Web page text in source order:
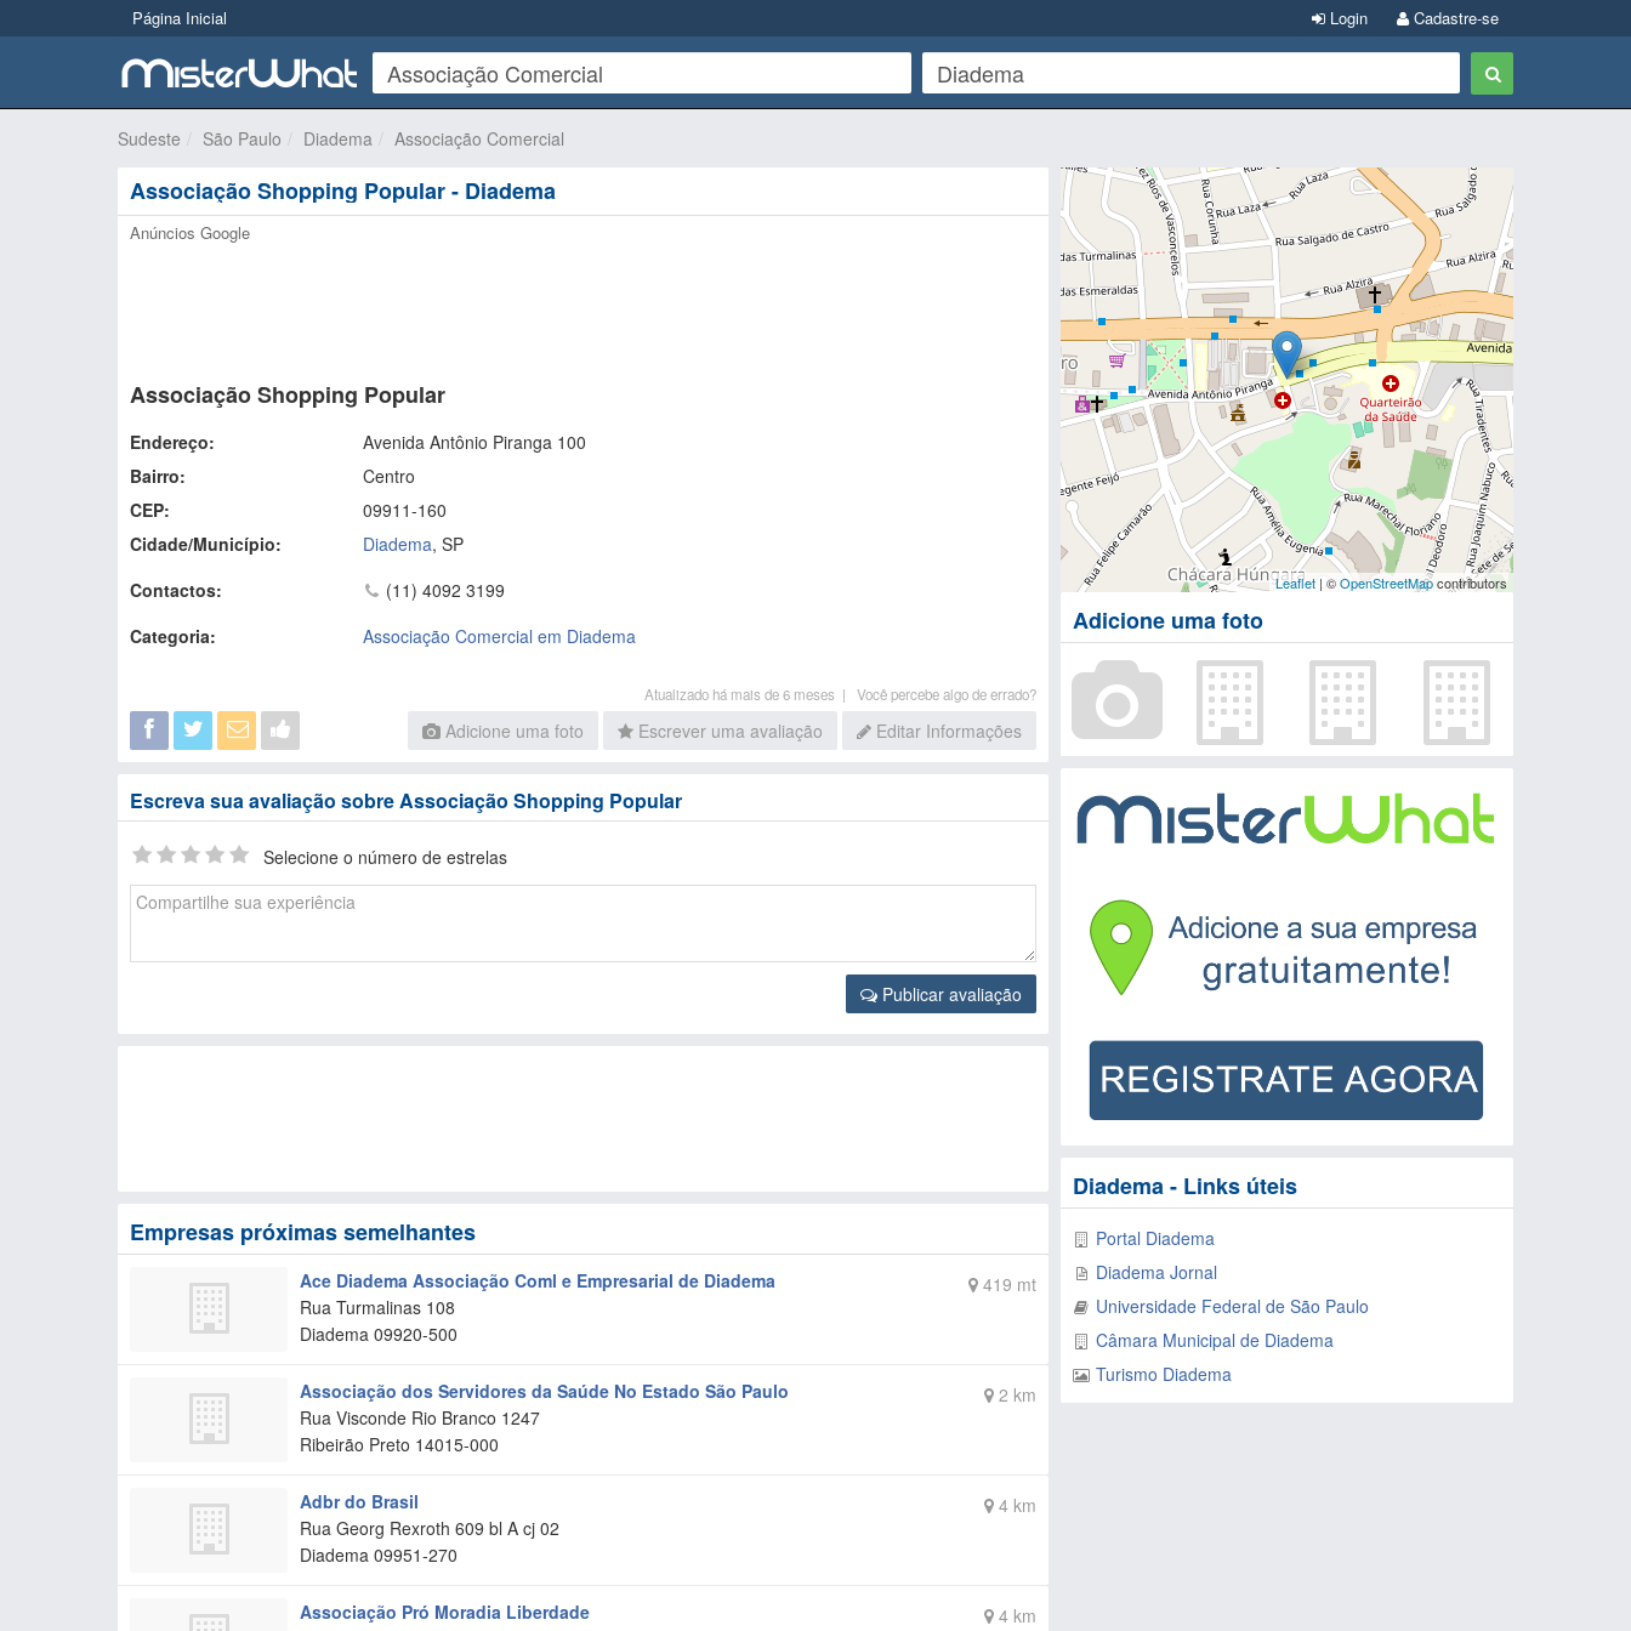
Página Inicial Cadastre-se
Login
Sudeste São Paulo Diadema Associação Comercial
Associação Shopping Popular - Diadema
Anúncios Google
Associação Shopping Popular
Endereço:
Avenida Antônio Piranga 100
Bairro:
Centro
CEP:
09911-160
Cidade/Município:
Diadema, SP
Contactos:
(11) 4092 3199
Categoria:
Associação Comercial em Diadema
Atualizado há mais de 6 meses | Você percebe algo de errado?
Adicione uma foto Escrever uma avaliação Editar Informações
Escreva sua avaliação sobre Associação Shopping Popular
Selecione o número de estrelas
Publicar avaliação
Empresas próximas semelhantes
419 mt
Ace Diadema Associação Coml e Empresarial de Diadema
Rua Turmalinas 108
Diadema 09920-500
2 km
Associação dos Servidores da Saúde No Estado São Paulo
Rua Visconde Rio Branco 1247
Ribeirão Preto 14015-000
4 km
Adbr do Brasil
Rua Georg Rexroth 609 bl A cj 02
Diadema 09951-270
4 km
Associação Pró Moradia Liberdade
Leaflet| ©OpenStreetMapcontributors
Adicione uma foto
Diadema - Links úteis
Portal Diadema
Diadema Jornal
Universidade Federal de São Paulo
Câmara Municipal de Diadema
Turismo Diadema